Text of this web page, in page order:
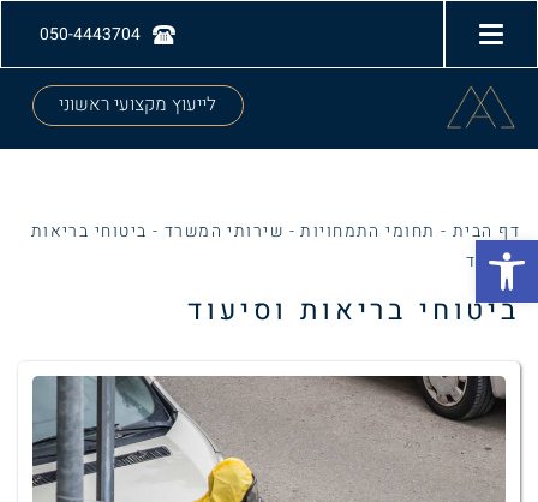
Open toolbar
050-4443704
לייעוץ מקצועי ראשוני
דף הבית - תחומי התמחויות- שירותי המשרד - ביטוחי בריאות
וסיעוד
ביטוחי בריאות וסיעוד